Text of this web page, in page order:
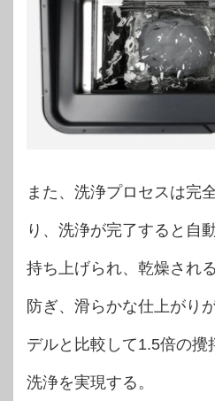
また、洗浄プロセスは完
り、洗浄が完了すると自
持ち上げられ、乾燥され
防ぎ、滑らかな仕上がり
デルと比較して1.5倍の攪
洗浄を実現する。